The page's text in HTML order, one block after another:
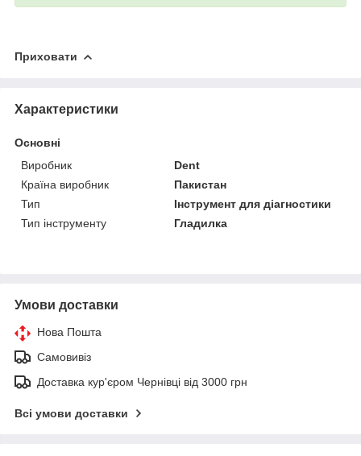
Приховати
Характеристики
Основні
Виробник
Dent
Країна виробник
Пакистан
Тип
Інструмент для діагностики
Тип інструменту
Гладилка
Умови доставки
Нова Пошта
Самовивіз
Доставка кур'єром Чернівці від 3000 грн
Всі умови доставки